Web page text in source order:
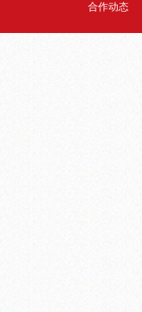
合作动态